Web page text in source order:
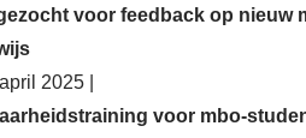
voor feedback op nieuw
2025 |
voor mbo-